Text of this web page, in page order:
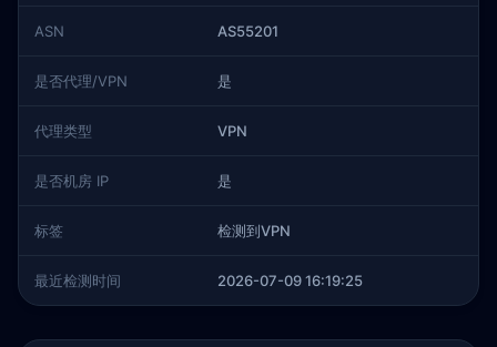
ASN AS55201
是否代理/VPN 是
代理类型 VPN
是否机房 IP 是
标签 检测到VPN
最近检测时间 2026-07-09 16:19:25